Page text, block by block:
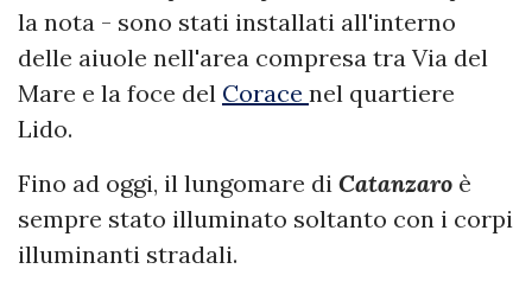
la nota - sono stati installati all'interno
delle aiuole nell'area compresa tra Via del
Mare e la foce del Corace nel quartiere
Lido.
Fino ad oggi, il lungomare di Catanzaro è
sempre stato illuminato soltanto con i corpi
illuminanti stradali.